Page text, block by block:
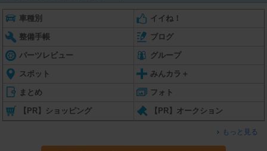
車種別 イイね！
整備手帳 ブログ
パーツレビュー グループ
スポット みんカラ＋
まとめ フォト
【PR】ショッピング 【PR】オークション
もっと見る